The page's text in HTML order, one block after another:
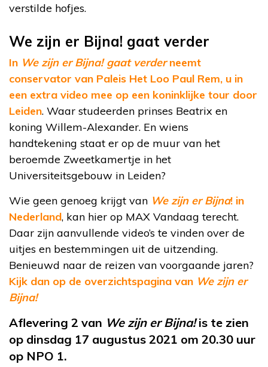
verstilde hofjes.
We zijn er Bijna! gaat verder
In We zijn er Bijna! gaat verderneemt
conservator van Paleis Het Loo Paul Rem, u in
een extra video mee op een koninklijke tour door
Leiden. Waar studeerden prinses Beatrix en
koning Willem-Alexander. En wiens
handtekening staat er op de muur van het
beroemde Zweetkamertje in het
Universiteitsgebouw in Leiden?
Wie geen genoeg krijgt van We zijn er Bijna! in
Nederland, kan hier op MAX Vandaag terecht.
Daar zijn aanvullende video’s te vinden over de
uitjes en bestemmingen uit de uitzending.
Benieuwd naar de reizen van voorgaande jaren?
Kijk dan op de overzichtspagina van We zijn er
Bijna!
Aflevering 2 van We zijn er Bijna!is te zien
op dinsdag 17 augustus 2021 om 20.30 uur
op NPO 1.